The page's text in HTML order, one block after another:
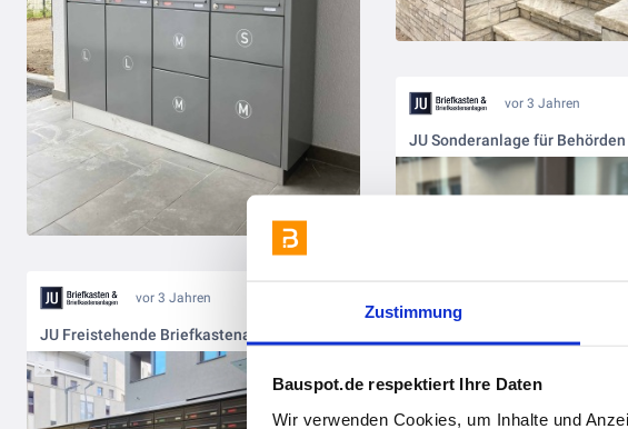
Zustimmung
Bauspot.de respektiert Ihre Daten
Wir verwenden Cookies, um Inhalte und
vor 3 Jahren
JU Sonderanlage für Behörden
vor 3 Jahren
JU Freistehende Briefkastenanlage